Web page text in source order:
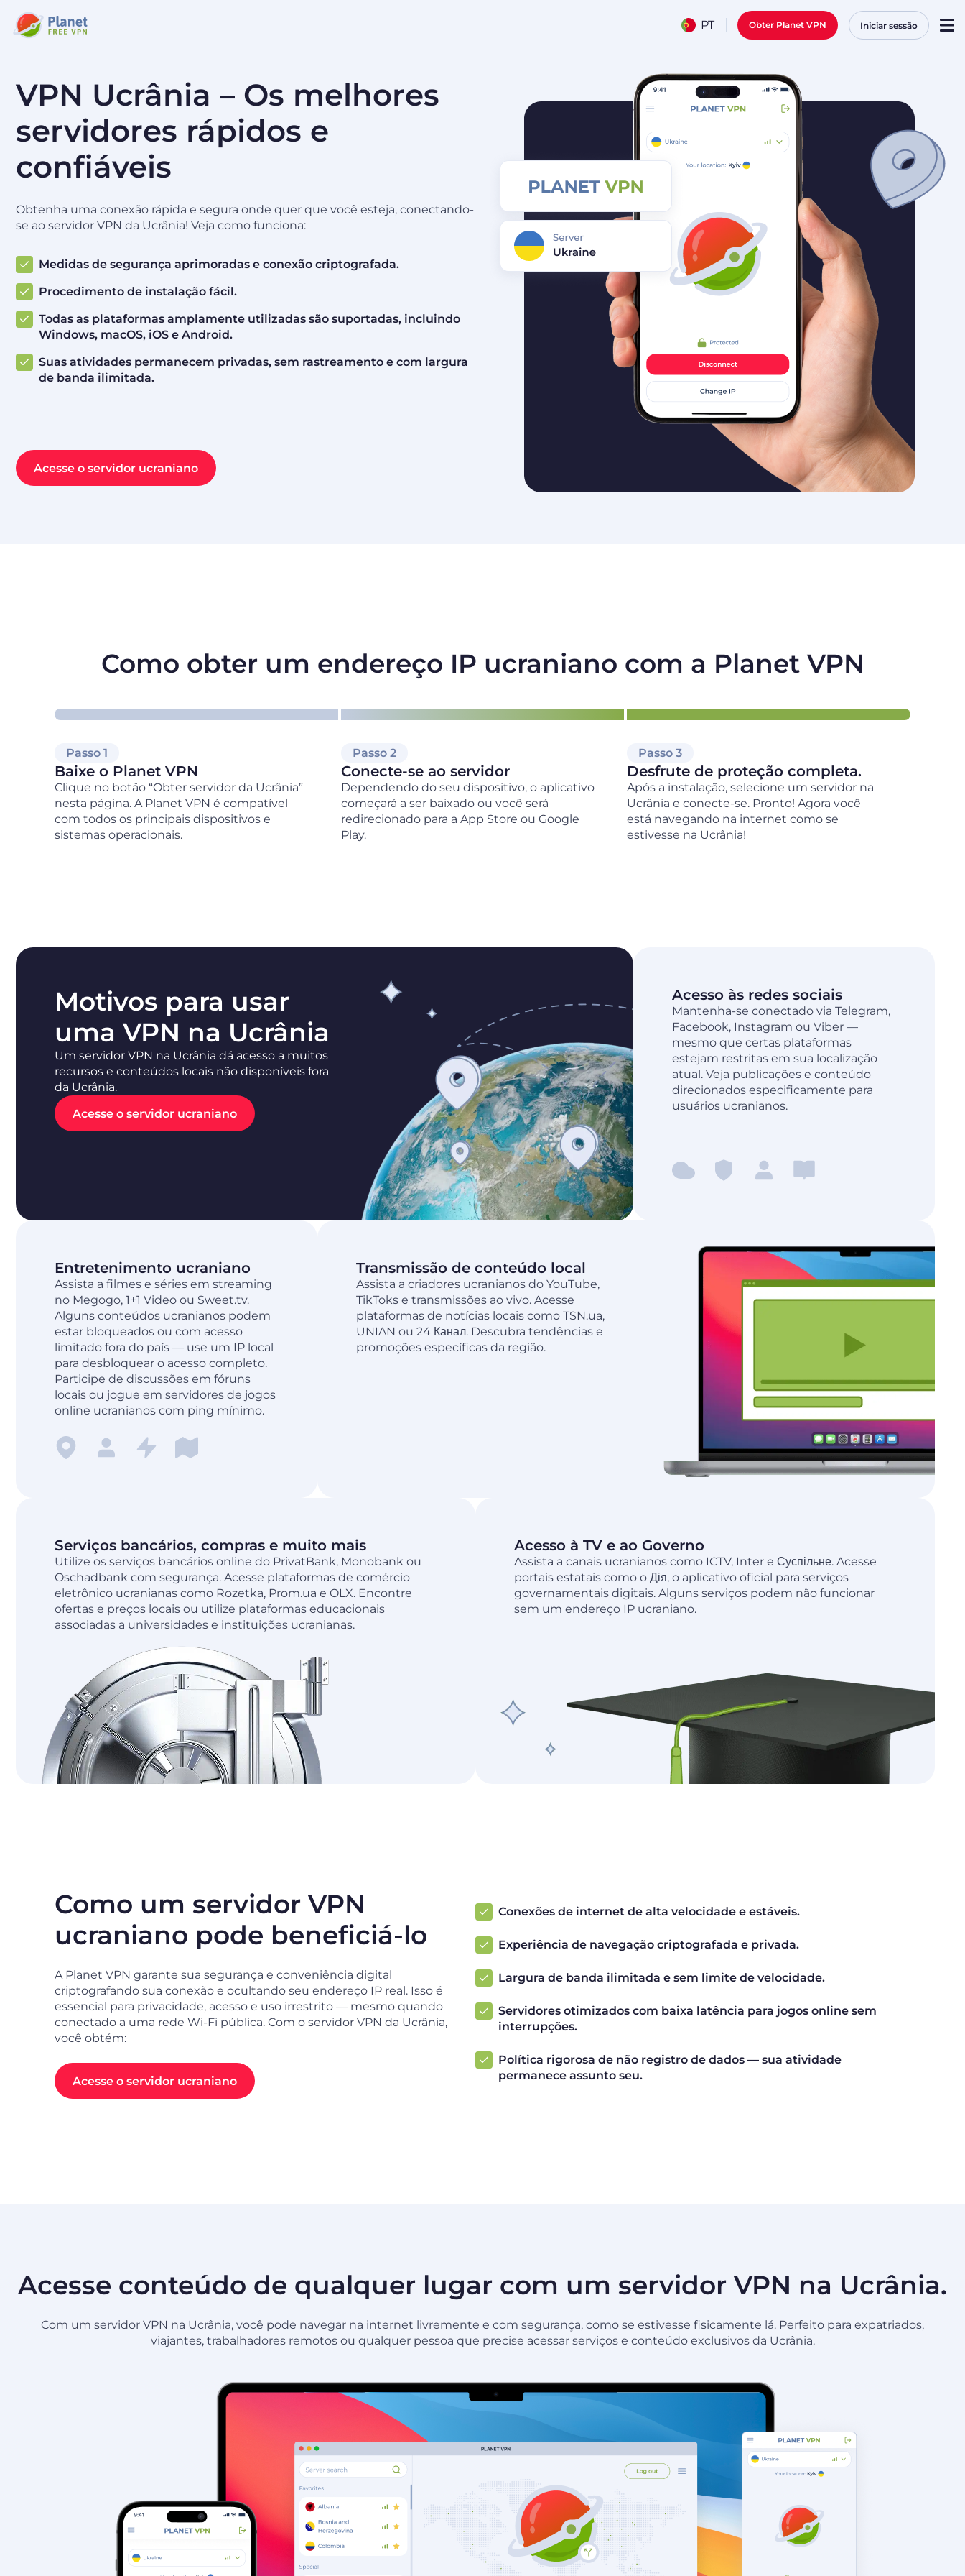
PT Obter Planet VPN Iniciar sessão
VPN Ucrânia – Os melhores
servidores rápidos e
confiáveis
Obtenha uma conexão rápida e segura onde quer que você esteja, conectando-
se ao servidor VPN da Ucrânia! Veja como funciona:
Medidas de segurança aprimoradas e conexão criptografada.
Procedimento de instalação fácil.
Todas as plataformas amplamente utilizadas são suportadas, incluindo
Windows, macOS, iOS e Android.
Suas atividades permanecem privadas, sem rastreamento e com largura
de banda ilimitada.
Acesse o servidor ucraniano
Como obter um endereço IP ucraniano com a Planet VPN
Passo 1
Baixe o Planet VPN
Clique no botão “Obter servidor da Ucrânia”
nesta página. A Planet VPN é compatível
com todos os principais dispositivos e
sistemas operacionais.
Passo 2
Conecte-se ao servidor
Dependendo do seu dispositivo, o aplicativo
começará a ser baixado ou você será
redirecionado para a App Store ou Google
Play.
Passo 3
Desfrute de proteção completa.
Após a instalação, selecione um servidor na
Ucrânia e conecte-se. Pronto! Agora você
está navegando na internet como se
estivesse na Ucrânia!
Motivos para usar
uma VPN na Ucrânia
Um servidor VPN na Ucrânia dá acesso a muitos
recursos e conteúdos locais não disponíveis fora
da Ucrânia.
Acesse o servidor ucraniano
Acesso às redes sociais
Mantenha-se conectado via Telegram,
Facebook, Instagram ou Viber —
mesmo que certas plataformas
estejam restritas em sua localização
atual. Veja publicações e conteúdo
direcionados especificamente para
usuários ucranianos.
Entretenimento ucraniano
Assista a filmes e séries em streaming
no Megogo, 1+1 Video ou Sweet.tv.
Alguns conteúdos ucranianos podem
estar bloqueados ou com acesso
limitado fora do país — use um IP local
para desbloquear o acesso completo.
Participe de discussões em fóruns
locais ou jogue em servidores de jogos
online ucranianos com ping mínimo.
Transmissão de conteúdo local
Assista a criadores ucranianos do YouTube,
TikToks e transmissões ao vivo. Acesse
plataformas de notícias locais como TSN.ua,
UNIAN ou 24 Канал. Descubra tendências e
promoções específicas da região.
Serviços bancários, compras e muito mais
Utilize os serviços bancários online do PrivatBank, Monobank ou
Oschadbank com segurança. Acesse plataformas de comércio
eletrônico ucranianas como Rozetka, Prom.ua e OLX. Encontre
ofertas e preços locais ou utilize plataformas educacionais
associadas a universidades e instituições ucranianas.
Acesso à TV e ao Governo
Assista a canais ucranianos como ICTV, Inter e Суспільне. Acesse
portais estatais como o Дія, o aplicativo oficial para serviços
governamentais digitais. Alguns serviços podem não funcionar
sem um endereço IP ucraniano.
Como um servidor VPN
ucraniano pode beneficiá-lo
A Planet VPN garante sua segurança e conveniência digital
criptografando sua conexão e ocultando seu endereço IP real. Isso é
essencial para privacidade, acesso e uso irrestrito — mesmo quando
conectado a uma rede Wi-Fi pública. Com o servidor VPN da Ucrânia,
você obtém:
Acesse o servidor ucraniano
Conexões de internet de alta velocidade e estáveis.
Experiência de navegação criptografada e privada.
Largura de banda ilimitada e sem limite de velocidade.
Servidores otimizados com baixa latência para jogos online sem
interrupções.
Política rigorosa de não registro de dados — sua atividade
permanece assunto seu.
Acesse conteúdo de qualquer lugar com um servidor VPN na Ucrânia.
Com um servidor VPN na Ucrânia, você pode navegar na internet livremente e com segurança, como se estivesse fisicamente lá. Perfeito para expatriados,
viajantes, trabalhadores remotos ou qualquer pessoa que precise acessar serviços e conteúdo exclusivos da Ucrânia.